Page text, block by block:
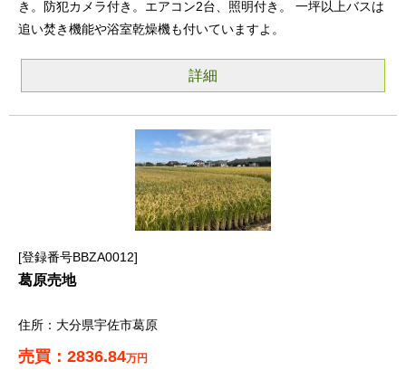
き。防犯カメラ付き。エアコン2台、照明付き。 一坪以上バスは
追い焚き機能や浴室乾燥機も付いていますよ。
詳細
登録番号BBZA0012
葛原売地
大分県宇佐市葛原
2836.84万円